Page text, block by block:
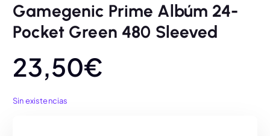
Gamegenic Prime Albúm 24-
Pocket Green 480 Sleeved
23,50€
Sin existencias